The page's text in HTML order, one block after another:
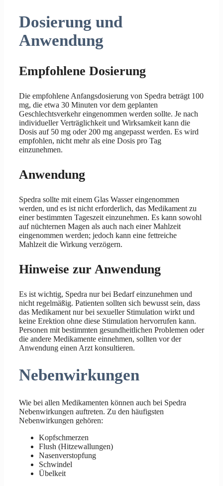
Dosierung und
Anwendung
Empfohlene Dosierung
Die empfohlene Anfangsdosierung von Spedra beträgt 100
mg, die etwa 30 Minuten vor dem geplanten
Geschlechtsverkehr eingenommen werden sollte. Je nach
individueller Verträglichkeit und Wirksamkeit kann die
Dosis auf 50 mg oder 200 mg angepasst werden. Es wird
empfohlen, nicht mehr als eine Dosis pro Tag
einzunehmen.
Anwendung
Spedra sollte mit einem Glas Wasser eingenommen
werden, und es ist nicht erforderlich, das Medikament zu
einer bestimmten Tageszeit einzunehmen. Es kann sowohl
auf nüchternen Magen als auch nach einer Mahlzeit
eingenommen werden; jedoch kann eine fettreiche
Mahlzeit die Wirkung verzögern.
Hinweise zur Anwendung
Es ist wichtig, Spedra nur bei Bedarf einzunehmen und
nicht regelmäßig. Patienten sollten sich bewusst sein, dass
das Medikament nur bei sexueller Stimulation wirkt und
keine Erektion ohne diese Stimulation hervorrufen kann.
Personen mit bestimmten gesundheitlichen Problemen oder
die andere Medikamente einnehmen, sollten vor der
Anwendung einen Arzt konsultieren.
Nebenwirkungen
Wie bei allen Medikamenten können auch bei Spedra
Nebenwirkungen auftreten. Zu den häufigsten
Nebenwirkungen gehören:
Kopfschmerzen
Flush (Hitzewallungen)
Nasenverstopfung
Schwindel
Übelkeit